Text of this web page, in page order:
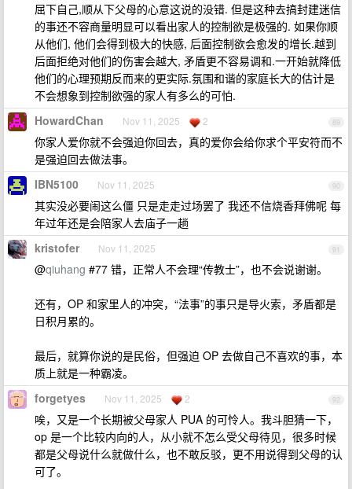
屈下自己,顺从下父母的心意这说的没错. 但是这种去搞封建迷信
的事还不容商量明显可以看出家人的控制欲是极强的. 如果你顺
从他们, 他们会得到极大的快感, 后面控制欲会愈发的增长.越到
后面拒绝对他们的伤害会越大, 矛盾更不容易调和.一开始就降低
他们的心理预期反而来的更实际.氛围和谐的家庭长大的估计是
不会想象到控制欲强的家人有多么的可怕.
89
HowardChan Nov 11, 2025 2
你家人爱你就不会强迫你回去，真的爱你会给你求个平安符而不
是强迫回去做法事。
90
IBN5100 Nov 11, 2025
其实没必要闹这么僵 只是走走过场罢了 我还不信烧香拜佛呢 每
年过年还是会陪家人去庙子一趟
91
kristofer Nov 11, 2025
@qiuhang #77 错，正常人不会理“传教士”，也不会说谢谢。
还有，OP 和家里人的冲突，“法事”的事只是导火索，矛盾都是
日积月累的。
最后，就算你说的是民俗，但强迫 OP 去做自己不喜欢的事，本
质上就是一种霸凌。
92
forgetyes Nov 11, 2025 2
唉，又是一个长期被父母家人 PUA 的可怜人。我斗胆猜一下，
op 是一个比较内向的人，从小就不怎么受父母待见，很多时候
都是父母说什么就做什么，也不敢反驳，更不用说得到父母的认
可了。